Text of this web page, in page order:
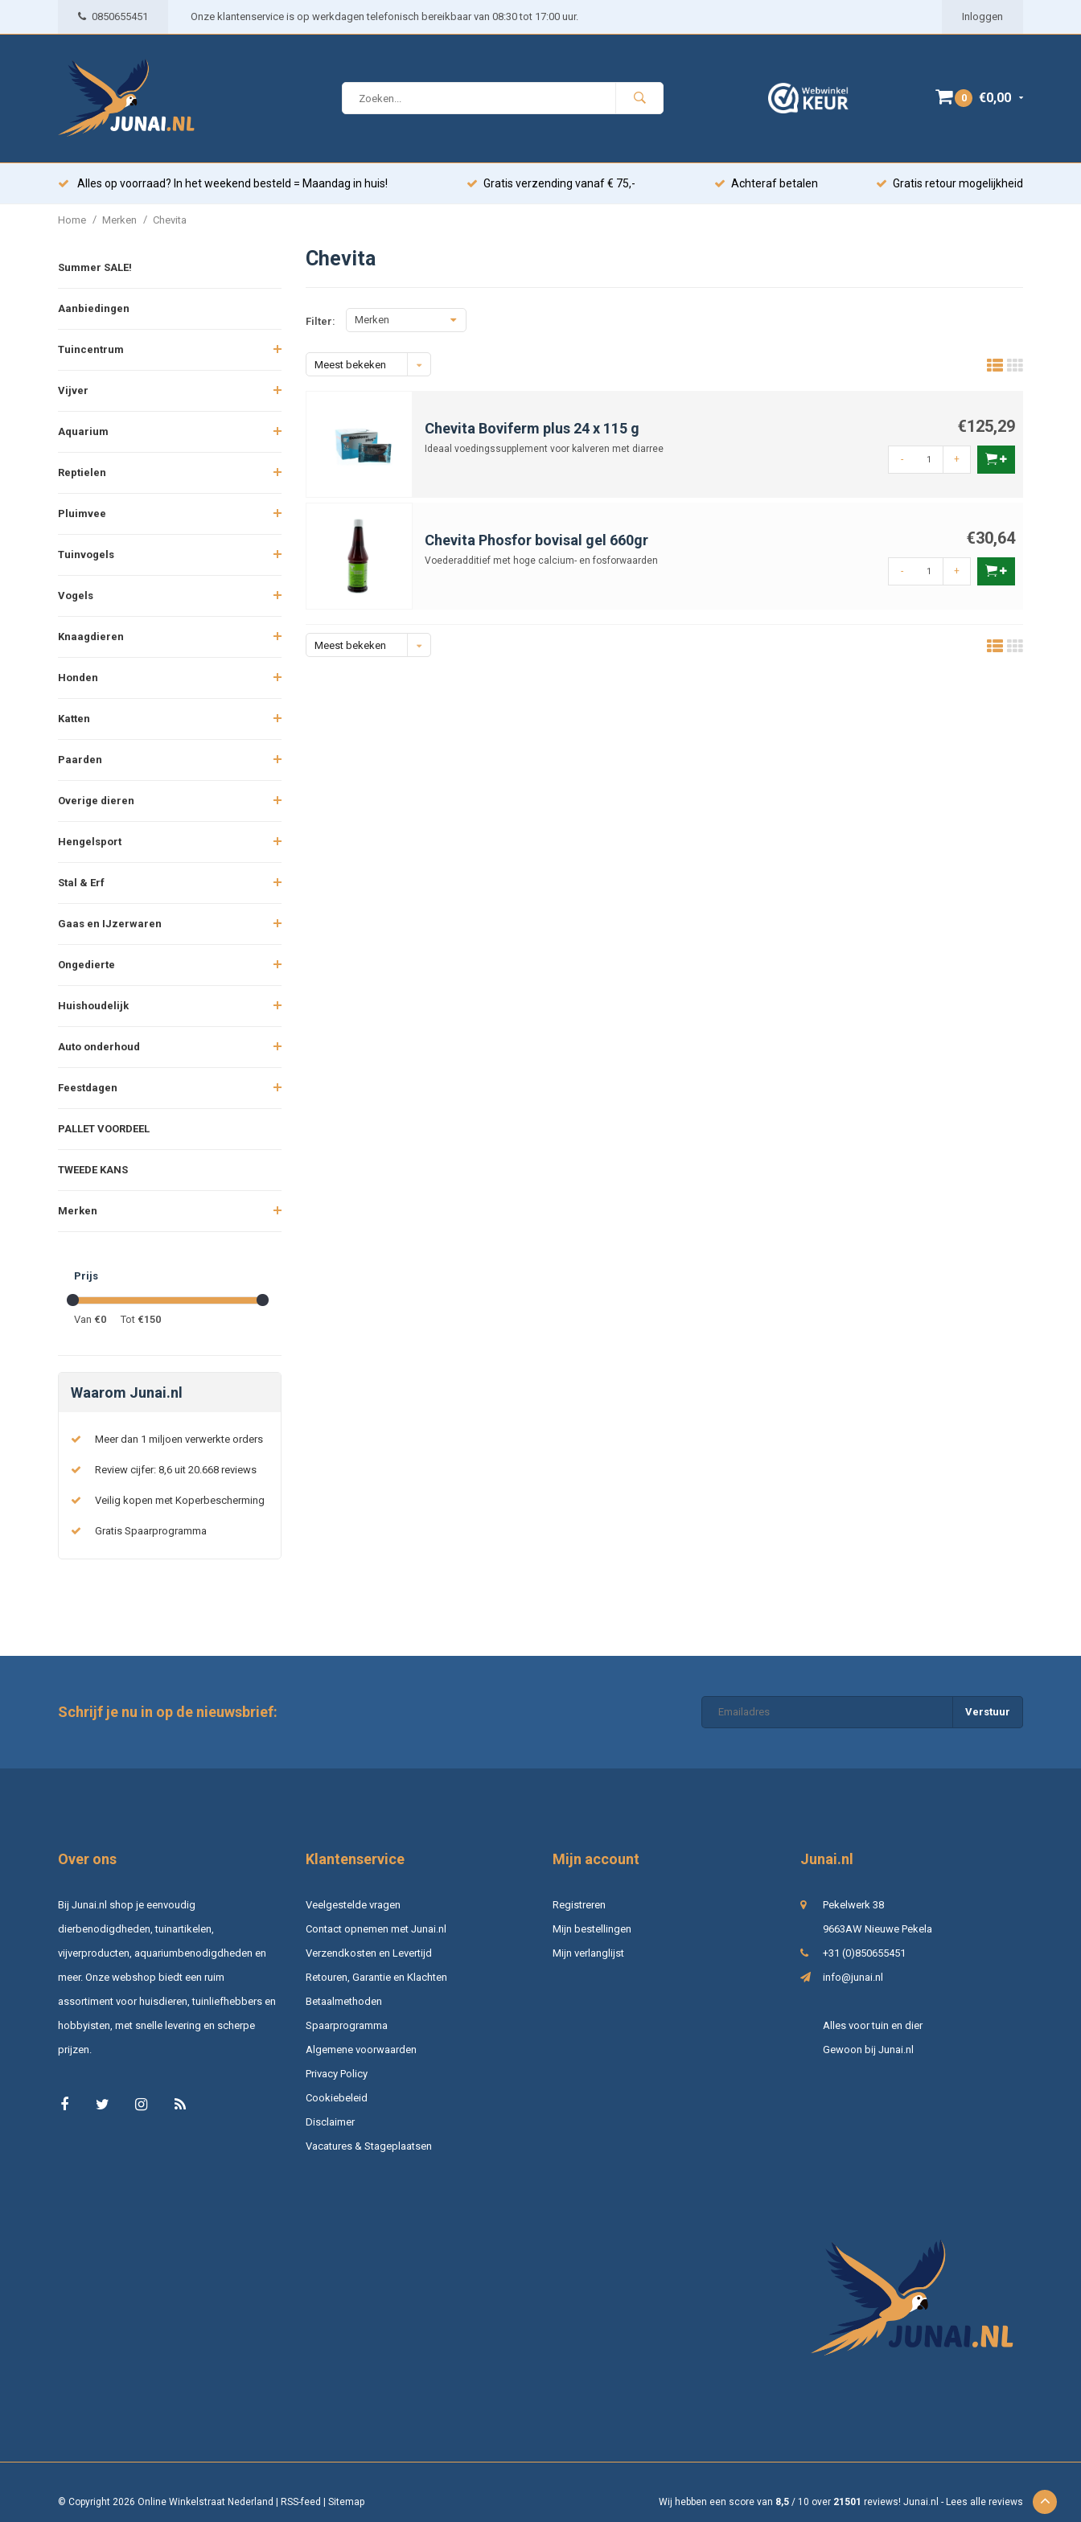
0850655451 Onze klantenservice is op werkdagen telefonisch bereikbaar van 08:30 tot 17:00 uur. Inloggen
0 €0,00
Alles op voorraad? In het weekend besteld = Maandag in huis! Gratis verzending vanaf € 75,- Achteraf betalen Gratis retour mogelijkheid
Home / Merken / Chevita
Summer SALE!
Aanbiedingen
Tuincentrum
Vijver
Aquarium
Reptielen
Pluimvee
Tuinvogels
Vogels
Knaagdieren
Honden
Katten
Paarden
Overige dieren
Hengelsport
Stal & Erf
Gaas en IJzerwaren
Ongedierte
Huishoudelijk
Auto onderhoud
Feestdagen
PALLET VOORDEEL
TWEEDE KANS
Merken
Prijs
Van €0 Tot €150
Waarom Junai.nl
Meer dan 1 miljoen verwerkte orders
Review cijfer: 8,6 uit 20.668 reviews
Veilig kopen met Koperbescherming
Gratis Spaarprogramma
Chevita
Filter: Merken
Meest bekeken
Chevita Boviferm plus 24 x 115 g
Ideaal voedingssupplement voor kalveren met diarree
€125,29
- +
Chevita Phosfor bovisal gel 660gr
Voederadditief met hoge calcium- en fosforwaarden
€30,64
- +
Meest bekeken
Schrijf je nu in op de nieuwsbrief: Verstuur
Over ons
Bij Junai.nl shop je eenvoudig
dierbenodigdheden, tuinartikelen,
vijverproducten, aquariumbenodigdheden en
meer. Onze webshop biedt een ruim
assortiment voor huisdieren, tuinliefhebbers en
hobbyisten, met snelle levering en scherpe
prijzen.
Klantenservice
Veelgestelde vragen
Contact opnemen met Junai.nl
Verzendkosten en Levertijd
Retouren, Garantie en Klachten
Betaalmethoden
Spaarprogramma
Algemene voorwaarden
Privacy Policy
Cookiebeleid
Disclaimer
Vacatures & Stageplaatsen
Mijn account
Registreren
Mijn bestellingen
Mijn verlanglijst
Junai.nl
Pekelwerk 38
9663AW Nieuwe Pekela
+31 (0)850655451
info@junai.nl
Alles voor tuin en dier
Gewoon bij Junai.nl
© Copyright 2026 Online Winkelstraat Nederland | RSS-feed | Sitemap Wij hebben een score van 8,5 / 10 over 21501 reviews! Junai.nl - Lees alle reviews